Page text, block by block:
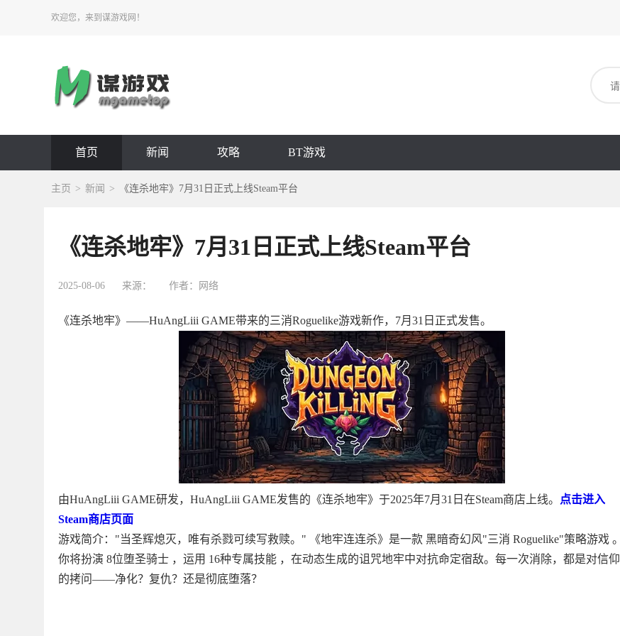
欢迎您，来到谋游戏网！
首页 新闻 攻略 BT游戏
主页 新闻 《连杀地牢》7月31日正式上线Steam平台
《连杀地牢》7月31日正式上线Steam平台
2025-08-06 来源： 作者：网络
《连杀地牢》——HuAngLiii GAME带来的三消Roguelike游戏新作，7月31日正式发售。
由HuAngLiii GAME研发，HuAngLiii GAME发售的《连杀地牢》于2025年7月31日在Steam商店上线。
点击进入
Steam商店页面
游戏简介："当圣辉熄灭，唯有杀戮可续写救赎。" 《地牢连连杀》是一款 黑暗奇幻风"三消 Roguelike"策略游戏 。
你将扮演 8位堕圣骑士 ，运用 16种专属技能 ，在动态生成的诅咒地牢中对抗命定宿敌。每一次消除，都是对信仰
的拷问——净化？复仇？还是彻底堕落？